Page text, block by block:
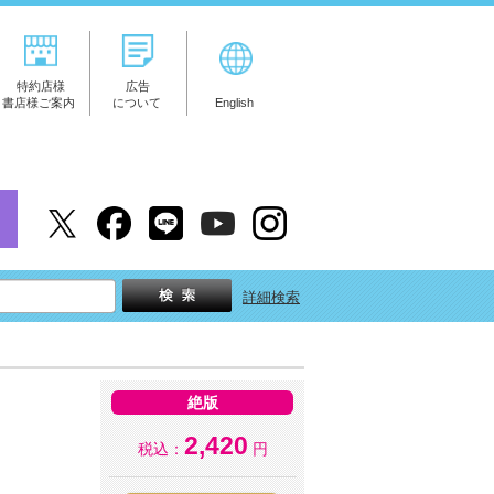
特約店様
書店様ご案内
広告
について
English
詳細検索
絶版
税込： 2,420 円